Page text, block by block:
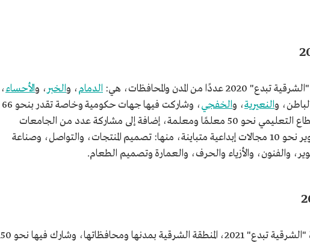
المدن والمحافظات، هي: الدمام، والخبر، والأحساء،
والنعيرية، والخفجي
، وشاركت فيها جهات حكومية وخاصة تقدر بنحو 66
جهة، وأسهم في هذه المبادرة من القطاع التعليمي نحو 50 معلمًا ومعلمة، إضافة إلى مشاركة عدد من الجامعات
والكليات والمعاهد والأكاديميات لتطوير نحو 10 مجالات إبداعية متباينة، منها: تصميم المنتجات، والتواصل، وصناعة
والفنون، والأزياء والحرف، والعمارة وتصميم الطعام.
استهدفت النسخة الثانية من مبادرة "الشرقية تبدع" 2021، المنطقة